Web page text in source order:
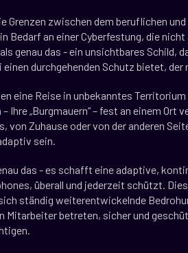
Grenzen zwischen dem beruflichen
an einer Cyberfestung, die nicht
genau das - ein unsichtbares Schild,
einen durchgehenden Schutz bietet, der
eine Reise in unbekanntes
Ihre „Burgmauern“ – fest an einem Ort
von Zuhause oder von der anderen
sein.
das - es schafft eine adaptive,
überall und jederzeit schützt.
ständig weiterentwickelnde
Mitarbeiter betreten, sicher und